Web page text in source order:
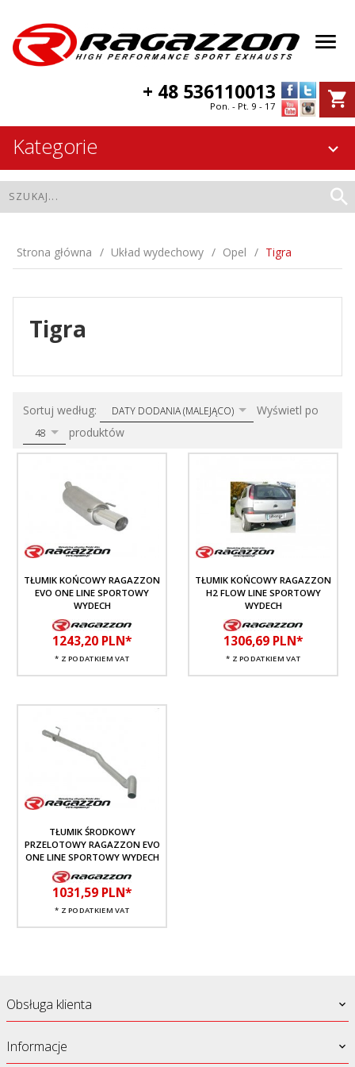
+ 48 536110013
Pon. - Pt. 9 - 17
Kategorie
Strona główna Układ wydechowy Opel Tigra
Tigra
Sortuj według: sortDATY DODANIA (MALEJĄCO) Wyświetl po
48 produktów
TŁUMIK KOŃCOWY RAGAZZON
EVO ONE LINE SPORTOWY
WYDECH
1243,20 PLN*
* Z PODATKIEM VAT
TŁUMIK KOŃCOWY RAGAZZON
H2 FLOW LINE SPORTOWY
WYDECH
1306,69 PLN*
* Z PODATKIEM VAT
TŁUMIK ŚRODKOWY
PRZELOTOWY RAGAZZON EVO
ONE LINE SPORTOWY WYDECH
1031,59 PLN*
* Z PODATKIEM VAT
Obsługa klienta
Informacje